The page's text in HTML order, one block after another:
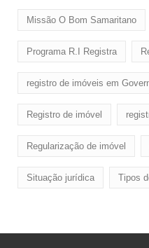
Missão O Bom Samaritano
Programa R.I Registra
registro de imóveis em
Registro de imóvel
Regularização de imóvel
Situação jurídica Tipos